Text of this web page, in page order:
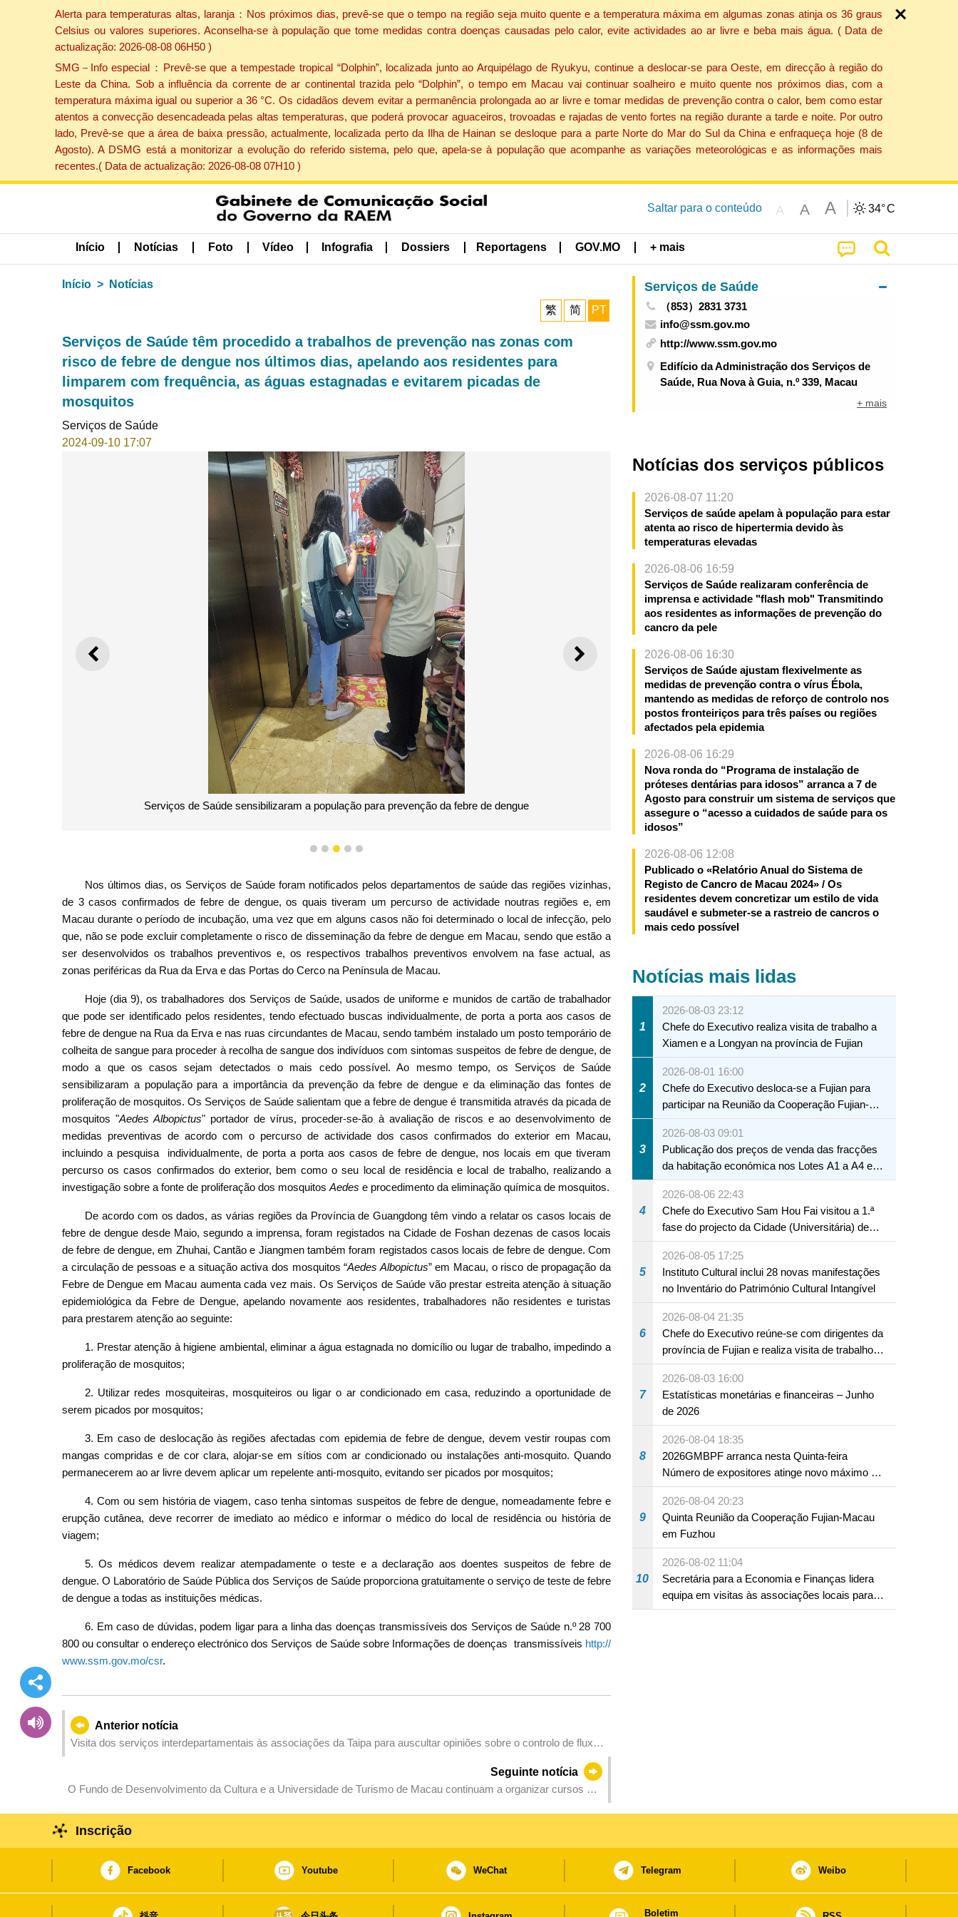
Alerta para temperaturas altas, laranja：Nos próximos dias, prevê-se que o tempo na região seja muito quente e a temperatura máxima em algumas zonas atinja os 36 graus
Celsius ou valores superiores. Aconselha-se à população que tome medidas contra doenças causadas pelo calor, evite actividades ao ar livre e beba mais água. ( Data de
actualização: 2026-08-08 06H50 )
SMG－Info especial：Prevê-se que a tempestade tropical “Dolphin”, localizada junto ao Arquipélago de Ryukyu, continue a deslocar-se para Oeste, em direcção à região do
Leste da China. Sob a influência da corrente de ar continental trazida pelo “Dolphin”, o tempo em Macau vai continuar soalheiro e muito quente nos próximos dias, com a
temperatura máxima igual ou superior a 36 °C. Os cidadãos devem evitar a permanência prolongada ao ar livre e tomar medidas de prevenção contra o calor, bem como estar
atentos a convecção desencadeada pelas altas temperaturas, que poderá provocar aguaceiros, trovoadas e rajadas de vento fortes na região durante a tarde e noite. Por outro
lado, Prevê-se que a área de baixa pressão, actualmente, localizada perto da Ilha de Hainan se desloque para a parte Norte do Mar do Sul da China e enfraqueça hoje (8 de
Agosto). A DSMG está a monitorizar a evolução do referido sistema, pelo que, apela-se à população que acompanhe as variações meteorológicas e as informações mais
recentes.( Data de actualização: 2026-08-08 07H10 )
Saltar para o conteúdo A A A 34°C
Início Notícias Foto Vídeo Infografia Dossiers Reportagens GOV.MO + mais
Início Notícias
繁 简 PT
Serviços de Saúde têm procedido a trabalhos de prevenção nas zonas com
risco de febre de dengue nos últimos dias, apelando aos residentes para
limparem com frequência, as águas estagnadas e evitarem picadas de
mosquitos
Serviços de Saúde
2024-09-10 17:07
ANTERIOR SEGUINTE
Serviços de Saúde sensibilizaram a população para prevenção da febre de dengue
1 2 3 4 5
Nos últimos dias, os Serviços de Saúde foram notificados pelos departamentos de saúde das regiões vizinhas,
de 3 casos confirmados de febre de dengue, os quais tiveram um percurso de actividade noutras regiões e, em
Macau durante o período de incubação, uma vez que em alguns casos não foi determinado o local de infecção, pelo
que, não se pode excluir completamente o risco de disseminação da febre de dengue em Macau, sendo que estão a
ser desenvolvidos os trabalhos preventivos e, os respectivos trabalhos preventivos envolvem na fase actual, as
zonas periféricas da Rua da Erva e das Portas do Cerco na Península de Macau.
Hoje (dia 9), os trabalhadores dos Serviços de Saúde, usados de uniforme e munidos de cartão de trabalhador
que pode ser identificado pelos residentes, tendo efectuado buscas individualmente, de porta a porta aos casos de
febre de dengue na Rua da Erva e nas ruas circundantes de Macau, sendo também instalado um posto temporário de
colheita de sangue para proceder à recolha de sangue dos indivíduos com sintomas suspeitos de febre de dengue, de
modo a que os casos sejam detectados o mais cedo possível. Ao mesmo tempo, os Serviços de Saúde
sensibilizaram a população para a importância da prevenção da febre de dengue e da eliminação das fontes de
proliferação de mosquitos. Os Serviços de Saúde salientam que a febre de dengue é transmitida através da picada de
mosquitos "Aedes Albopictus" portador de vírus, proceder-se-ão à avaliação de riscos e ao desenvolvimento de
medidas preventivas de acordo com o percurso de actividade dos casos confirmados do exterior em Macau,
incluindo a pesquisa individualmente, de porta a porta aos casos de febre de dengue, nos locais em que tiveram
percurso os casos confirmados do exterior, bem como o seu local de residência e local de trabalho, realizando a
investigação sobre a fonte de proliferação dos mosquitosAedes e procedimento da eliminação química de mosquitos.
De acordo com os dados, as várias regiões da Província de Guangdong têm vindo a relatar os casos locais de
febre de dengue desde Maio, segundo a imprensa, foram registados na Cidade de Foshan dezenas de casos locais
de febre de dengue, em Zhuhai, Cantão e Jiangmen também foram registados casos locais de febre de dengue. Com
a circulação de pessoas e a situação activa dos mosquitos “Aedes Albopictus” em Macau, o risco de propagação da
Febre de Dengue em Macau aumenta cada vez mais. Os Serviços de Saúde vão prestar estreita atenção à situação
epidemiológica da Febre de Dengue, apelando novamente aos residentes, trabalhadores não residentes e turistas
para prestarem atenção ao seguinte:
1. Prestar atenção à higiene ambiental, eliminar a água estagnada no domicílio ou lugar de trabalho, impedindo a
proliferação de mosquitos;
2. Utilizar redes mosquiteiras, mosquiteiros ou ligar o ar condicionado em casa, reduzindo a oportunidade de
serem picados por mosquitos;
3. Em caso de deslocação às regiões afectadas com epidemia de febre de dengue, devem vestir roupas com
mangas compridas e de cor clara, alojar-se em sítios com ar condicionado ou instalações anti-mosquito. Quando
permanecerem ao ar livre devem aplicar um repelente anti-mosquito, evitando ser picados por mosquitos;
4. Com ou sem história de viagem, caso tenha sintomas suspeitos de febre de dengue, nomeadamente febre e
erupção cutânea, deve recorrer de imediato ao médico e informar o médico do local de residência ou história de
viagem;
5. Os médicos devem realizar atempadamente o teste e a declaração aos doentes suspeitos de febre de
dengue. O Laboratório de Saúde Pública dos Serviços de Saúde proporciona gratuitamente o serviço de teste de febre
de dengue a todas as instituições médicas.
6. Em caso de dúvidas, podem ligar para a linha das doenças transmissíveis dos Serviços de Saúde n.º 28 700
800 ou consultar o endereço electrónico dos Serviços de Saúde sobre Informações de doenças transmissíveis http://
www.ssm.gov.mo/csr.
Anterior notícia
Visita dos serviços interdepartamentais às associações da Taipa para auscultar opiniões sobre o controlo de fluxos
Seguinte notícia
O Fundo de Desenvolvimento da Cultura e a Universidade de Turismo de Macau continuam a organizar cursos de
Serviços de Saúde
（853）2831 3731
info@ssm.gov.mo
http://www.ssm.gov.mo
Edifício da Administração dos Serviços de
Saúde, Rua Nova à Guia, n.º 339, Macau
+ mais
Notícias dos serviços públicos
2026-08-07 11:20
Serviços de saúde apelam à população para estar
atenta ao risco de hipertermia devido às
temperaturas elevadas
2026-08-06 16:59
Serviços de Saúde realizaram conferência de
imprensa e actividade "flash mob" Transmitindo
aos residentes as informações de prevenção do
cancro da pele
2026-08-06 16:30
Serviços de Saúde ajustam flexivelmente as
medidas de prevenção contra o vírus Ébola,
mantendo as medidas de reforço de controlo nos
postos fronteiriços para três países ou regiões
afectados pela epidemia
2026-08-06 16:29
Nova ronda do “Programa de instalação de
próteses dentárias para idosos” arranca a 7 de
Agosto para construir um sistema de serviços que
assegure o “acesso a cuidados de saúde para os
idosos”
2026-08-06 12:08
Publicado o «Relatório Anual do Sistema de
Registo de Cancro de Macau 2024» / Os
residentes devem concretizar um estilo de vida
saudável e submeter-se a rastreio de cancros o
mais cedo possível
Notícias mais lidas
1
2026-08-03 23:12
Chefe do Executivo realiza visita de trabalho a
Xiamen e a Longyan na província de Fujian
2
2026-08-01 16:00
Chefe do Executivo desloca-se a Fujian para
participar na Reunião da Cooperação Fujian-
Macau
3
2026-08-03 09:01
Publicação dos preços de venda das fracções
da habitação económica nos Lotes A1 a A4 e
A12 da Zona A dos Novos Aterros
4
2026-08-06 22:43
Chefe do Executivo Sam Hou Fai visitou a 1.ª
fase do projecto da Cidade (Universitária) de
Educação Internacional de Macau e Hengqin
5
2026-08-05 17:25
Instituto Cultural inclui 28 novas manifestações
no Inventário do Património Cultural Intangível
6
2026-08-04 21:35
Chefe do Executivo reúne-se com dirigentes da
província de Fujian e realiza visita de trabalho
em Fuzhou
7
2026-08-03 16:00
Estatísticas monetárias e financeiras – Junho
de 2026
8
2026-08-04 18:35
2026GMBPF arranca nesta Quinta-feira
Número de expositores atinge novo máximo em
18 anos
9
2026-08-04 20:23
Quinta Reunião da Cooperação Fujian-Macau
em Fuzhou
10
2026-08-02 11:04
Secretária para a Economia e Finanças lidera
equipa em visitas às associações locais para
consolidar consensos e promover os trabalhos
Inscrição
Facebook Youtube WeChat Telegram Weibo
Boletim